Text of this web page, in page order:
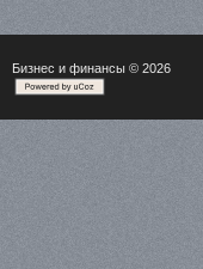
Бизнес и финансы © 2026